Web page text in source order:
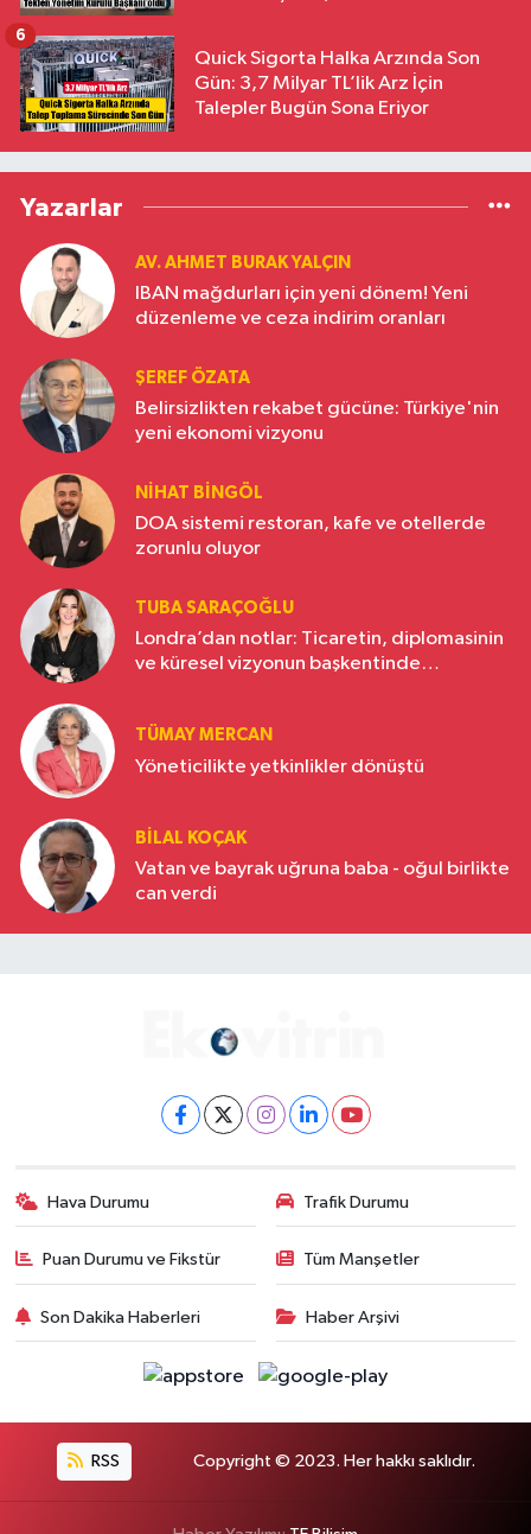
Quick Sigorta Halka Arzında Son
Gün: 3,7 Milyar TL’lik Arz İçin
Talepler Bugün Sona Eriyor
6
Yazarlar
AV. AHMET BURAK YALÇIN
IBAN mağdurları için yeni dönem! Yeni
düzenleme ve ceza indirim oranları
ŞEREF ÖZATA
Belirsizlikten rekabet gücüne: Türkiye'nin
yeni ekonomi vizyonu
NIHAT BINGÖL
DOA sistemi restoran, kafe ve otellerde
zorunlu oluyor
TUBA SARAÇOĞLU
Londra’dan notlar: Ticaretin, diplomasinin
ve küresel vizyonun başkentinde
TÜMAY MERCAN
Yöneticilikte yetkinlikler dönüştü
BILAL KOÇAK
Vatan ve bayrak uğruna baba - oğul birlikte
can verdi
Hava Durumu Trafik Durumu
Puan Durumu ve Fikstür Tüm Manşetler
Son Dakika Haberleri Haber Arşivi
RSS Copyright © 2023. Her hakkı saklıdır.